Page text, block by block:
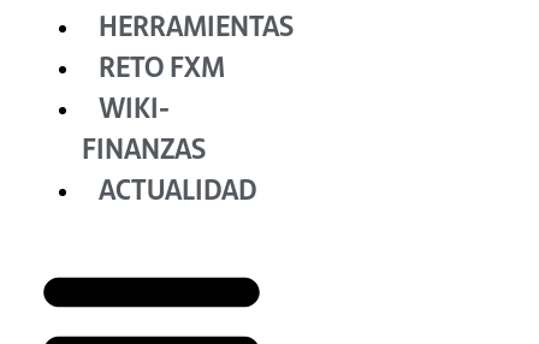
HERRAMIENTAS
RETO FXM
WIKI-
FINANZAS
ACTUALIDAD